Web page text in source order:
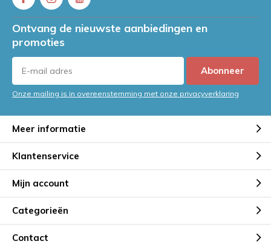
Ontvang de nieuwste aanbiedingen en
promoties
Abonneer
Onze mailing is in overeenstemming met onze privacyverklaring
Meer informatie
Klantenservice
Mijn account
Categorieën
Contact